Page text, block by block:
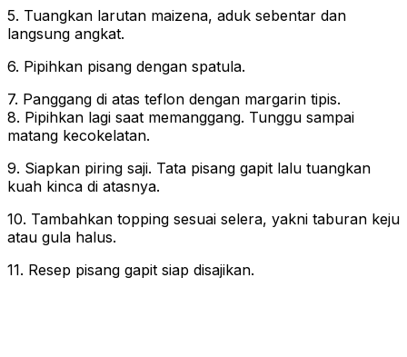
5. Tuangkan larutan maizena, aduk sebentar dan
langsung angkat.
6. Pipihkan pisang dengan spatula.
7. Panggang di atas teflon dengan margarin tipis.
8. Pipihkan lagi saat memanggang. Tunggu sampai
matang kecokelatan.
9. Siapkan piring saji. Tata pisang gapit lalu tuangkan
kuah kinca di atasnya.
10. Tambahkan topping sesuai selera, yakni taburan keju
atau gula halus.
11. Resep pisang gapit siap disajikan.